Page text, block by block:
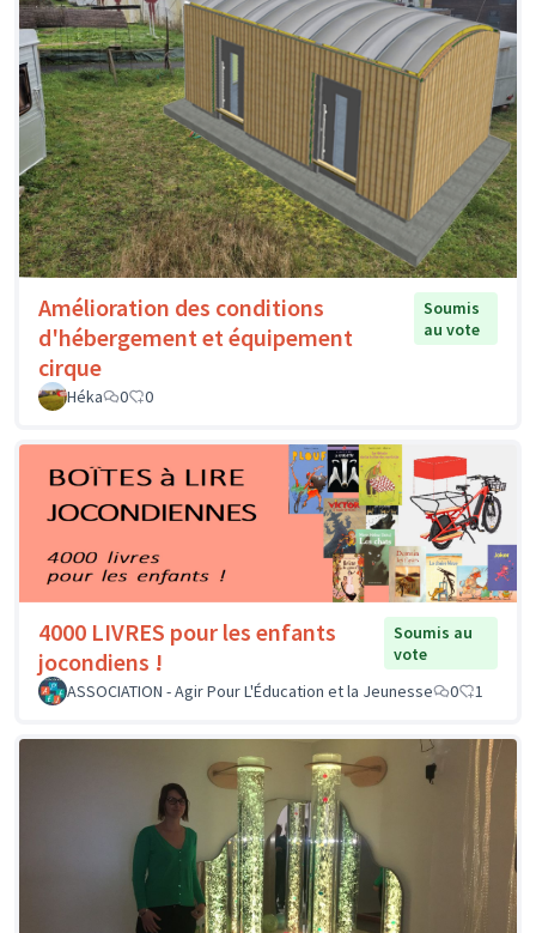
Amélioration des conditions
d'hébergement et équipement
cirque
Soumis
au vote
Héka 0 0
4000 LIVRES pour les enfants
jocondiens !
Soumis au
vote
ASSOCIATION - Agir Pour L'Éducation et la Jeunesse
0 1